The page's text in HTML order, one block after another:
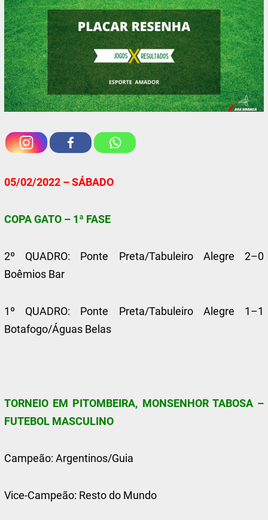
05/02/2022 – SÁBADO
COPA GATO – 1ª FASE
2º QUADRO: Ponte Preta/Tabuleiro Alegre 2–0
Boêmios Bar
1º QUADRO: Ponte Preta/Tabuleiro Alegre 1–1
Botafogo/Águas Belas
TORNEIO EM PITOMBEIRA, MONSENHOR TABOSA –
FUTEBOL MASCULINO
Campeão: Argentinos/Guia
Vice-Campeão: Resto do Mundo